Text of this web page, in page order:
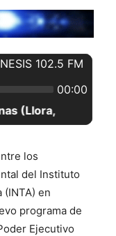
los
del Instituto
en
programa de
Ejecutivo